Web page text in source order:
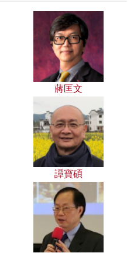
蔣匡文
譚寶碩